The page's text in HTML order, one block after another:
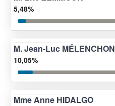
5,48%
M. Jean-Luc MÉLENCHON
10,05%
Mme Anne HIDALGO